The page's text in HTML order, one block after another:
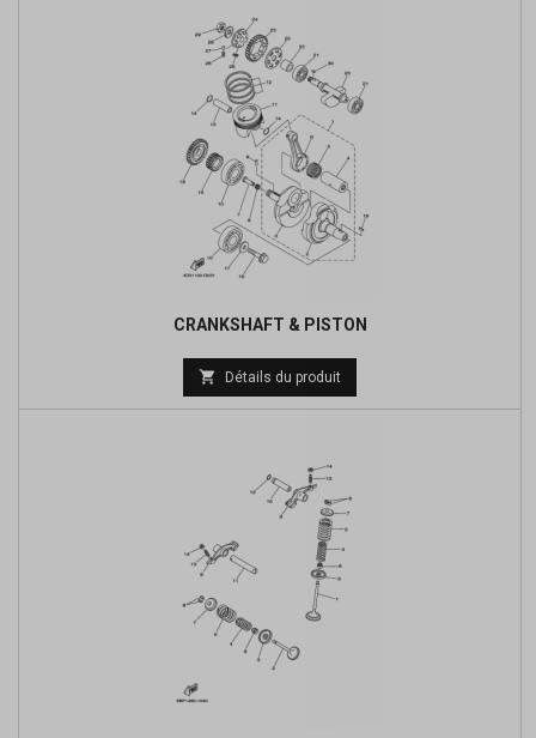
CRANKSHAFT & PISTON
 Détails du produit